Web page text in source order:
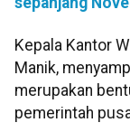
Kepala Kantor
Manik,
merupakan
pemerintah